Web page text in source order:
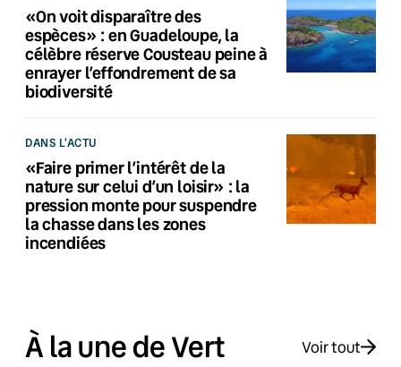
«On voit disparaître des
espèces» : en Guadeloupe, la
célèbre réserve Cousteau peine à
enrayer l’effondrement de sa
biodiversité
DANS L'ACTU
«Faire primer l’intérêt de la
nature sur celui d’un loisir» : la
pression monte pour suspendre
la chasse dans les zones
incendiées
À la une de Vert Voir tout